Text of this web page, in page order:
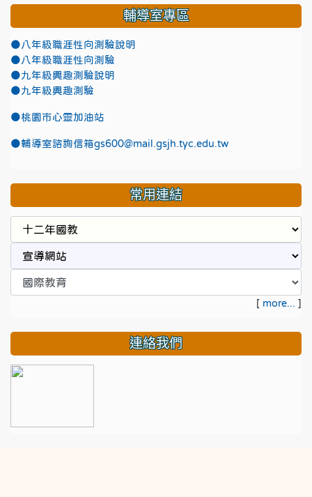
輔導室專區
●八年級職涯性向測驗說明
●八年級職涯性向測驗
●九年級興趣測驗說明
●九年級興趣測驗
●桃園市心靈加油站
●輔導室諮詢信箱gs600@mail.gsjh.tyc.edu.tw
常用連結
[ more... ]
連絡我們